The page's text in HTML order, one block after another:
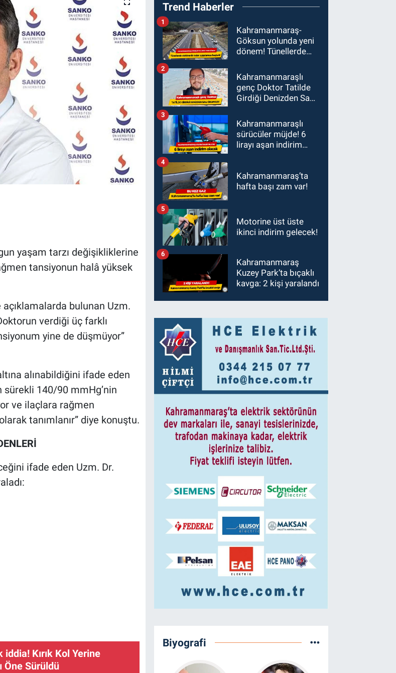
yaşam tarzı değişikliklerine
tansiyonun halâ yüksek
bulunan Uzm.
verdiği üç farklı
yine de düşmüyor”
alınabildiğini ifade eden
sürekli 140/90 mmHg’nin
ve ilaçlara rağmen
tanımlanır” diye konuştu.
ifade eden Uzm. Dr.
Kırık Kol Yerine
Öne Sürüldü
Trend Haberler
Kahramanmaraş-
Göksun yolunda yeni
dönem! Tünellerde
uygulaması başladı
1
Kahramanmaraşlı
genç Doktor Tatilde
Girdiği Denizden Sağ
2
Kahramanmaraşlı
sürücüler müjde! 6
lirayı aşan indirim
3
Kahramanmaraş’ta
hafta başı zam var!
4
Motorine üst üste
ikinci indirim gelecek!
5
Kahramanmaraş
Kuzey Park’ta bıçaklı
kavga: 2 kişi yaralandı
6
Biyografi